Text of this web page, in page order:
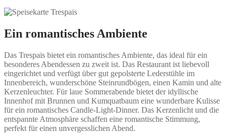
Ein romantisches Ambiente
Das Trespais bietet ein romantisches Ambiente, das ideal für ein
besonderes Abendessen zu zweit ist. Das Restaurant ist liebevoll
eingerichtet und verfügt über gut gepolsterte Lederstühle im
Innenbereich, wunderschöne Steinrundbögen, einen Kamin und alte
Kerzenleuchter. Für laue Sommerabende bietet der idyllische
Innenhof mit Brunnen und Kumquatbaum eine wunderbare Kulisse
für ein romantisches Candle-Light-Dinner. Das Kerzenlicht und die
entspannte Atmosphäre schaffen eine romantische Stimmung,
perfekt für einen unvergesslichen Abend.